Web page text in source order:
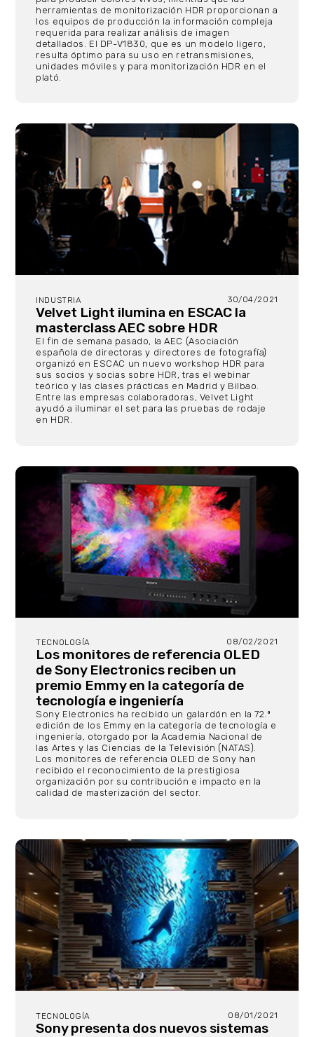
herramientas de monitorización HDR proporcionan a
los equipos de producción la información compleja
requerida para realizar análisis de imagen
detallados. El DP-V1830, que es un modelo ligero,
resulta óptimo para su uso en retransmisiones,
unidades móviles y para monitorización HDR en el
plató.
INDUSTRIA 30/04/2021
Velvet Light ilumina en ESCAC la
masterclass AEC sobre HDR
El fin de semana pasado, la AEC (Asociación
española de directoras y directores de fotografía)
organizó en ESCAC un nuevo workshop HDR para
sus socios y socias sobre HDR, tras el webinar
teórico y las clases prácticas en Madrid y Bilbao.
Entre las empresas colaboradoras, Velvet Light
ayudó a iluminar el set para las pruebas de rodaje
en HDR.
TECNOLOGÍA 08/02/2021
Los monitores de referencia OLED
de Sony Electronics reciben un
premio Emmy en la categoría de
tecnología e ingeniería
Sony Electronics ha recibido un galardón en la 72.ª
edición de los Emmy en la categoría de tecnología e
ingeniería, otorgado por la Academia Nacional de
las Artes y las Ciencias de la Televisión (NATAS).
Los monitores de referencia OLED de Sony han
recibido el reconocimiento de la prestigiosa
organización por su contribución e impacto en la
calidad de masterización del sector.
TECNOLOGÍA 08/01/2021
Sony presenta dos nuevos sistemas